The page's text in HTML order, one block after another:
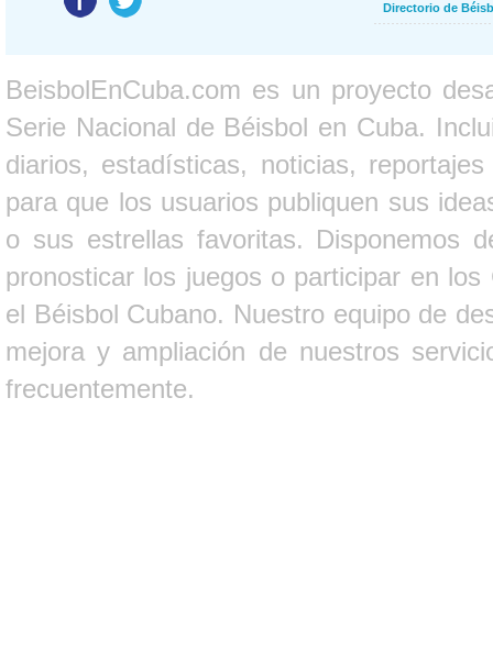
Directorio de
BeisbolEnCuba.com es un proyecto
Serie Nacional de Béisbol en Cuba.
diarios, estadísticas, noticias,
para que los usuarios publiquen sus
o sus estrellas favoritas. Disponemos
pronosticar los juegos o participar en
el Béisbol Cubano. Nuestro equipo de
mejora y ampliación de nuestros
frecuentemente.